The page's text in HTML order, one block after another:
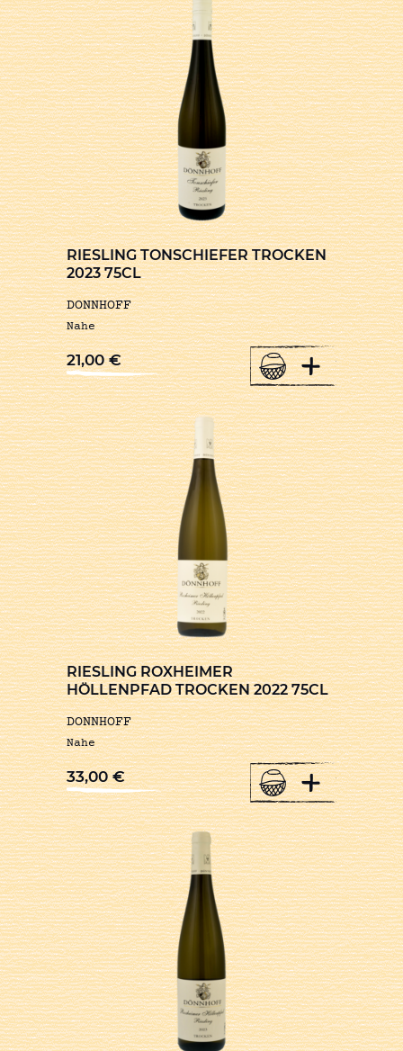
RIESLING TONSCHIEFER TROCKEN
2023 75CL
DONNHOFF
Nahe
21,00€ +
RIESLING ROXHEIMER
HÖLLENPFAD TROCKEN 2022 75CL
DONNHOFF
Nahe
33,00€ +